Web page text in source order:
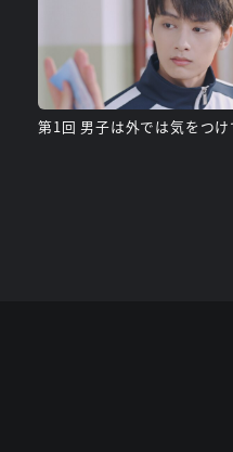
第1回 男子は外では気をつけ